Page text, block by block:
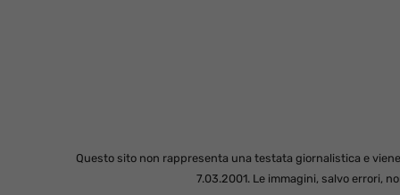
Questo sito non rappresenta una testata giornalistica e
7.03.2001. Le immagini, salvo errori,